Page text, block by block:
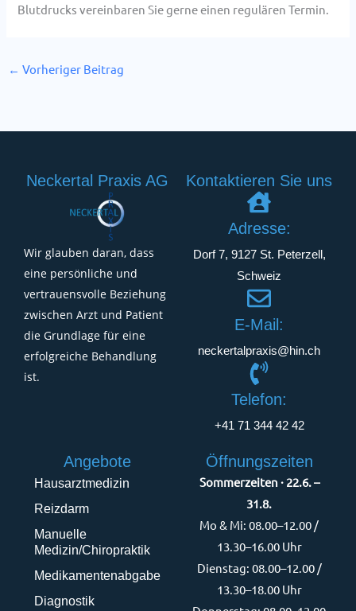
Blutdrucks vereinbaren Sie gerne einen regulären Termin.
← Vorheriger Beitrag
Neckertal Praxis AG
Wir glauben daran, dass
eine persönliche und
vertrauensvolle Beziehung
zwischen Arzt und Patient
die Grundlage für eine
erfolgreiche Behandlung
ist.
Kontaktieren Sie uns
Adresse:
Dorf 7, 9127 St. Peterzell,
Schweiz
E-Mail:
neckertalpraxis@hin.ch
Telefon:
+41 71 344 42 42
Angebote
Hausarztmedizin
Reizdarm
Manuelle
Medizin/Chiropraktik
Medikamentenabgabe
Diagnostik
Öffnungszeiten
Sommerzeiten · 22.6. –
31.8.
Mo & Mi: 08.00–12.00 /
13.30–16.00 Uhr
Dienstag: 08.00–12.00 /
13.30–18.00 Uhr